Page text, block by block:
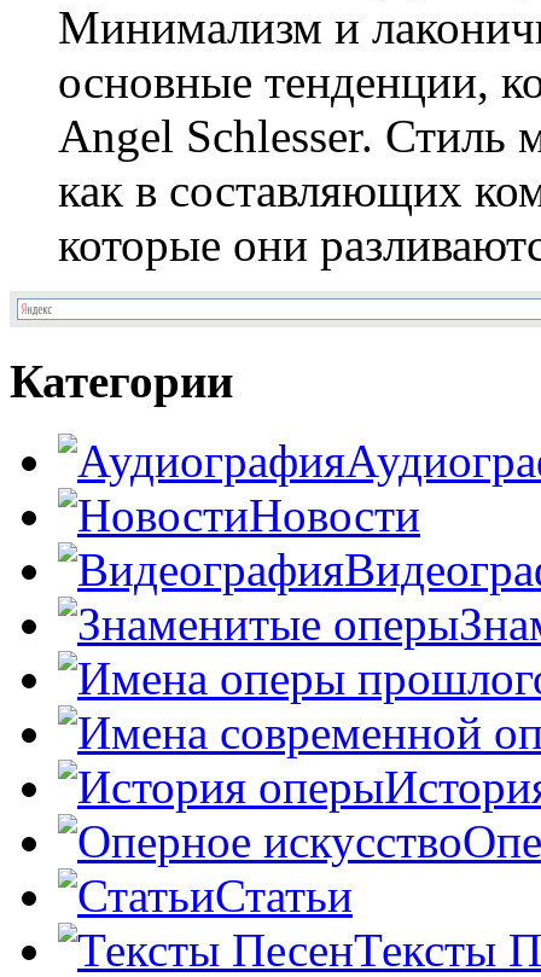
Минимализм и
основные тенденции,
Angel Schlesser. Стиль
как в составляющих
которые они
Категории
Новости
Статьи
Тексты